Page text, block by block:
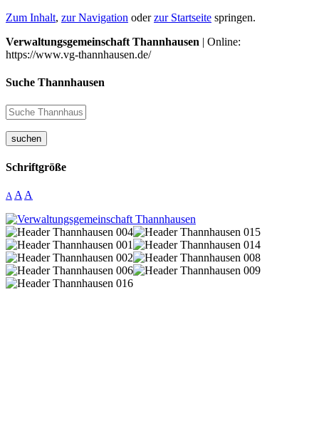
Zum Inhalt, zur Navigation oderzur Startseite springen.
Verwaltungsgemeinschaft Thannhausen | Online:
https://www.vg-thannhausen.de/
Suche Thannhausen
suchen
Schriftgröße
A A A